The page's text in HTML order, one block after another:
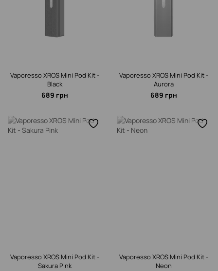
Vaporesso XROS Mini Pod Kit -
Black
689 грн
Vaporesso XROS Mini Pod Kit -
Aurora
689 грн
Vaporesso XROS Mini Pod Kit -
Sakura Pink
Vaporesso XROS Mini Pod Kit -
Neon